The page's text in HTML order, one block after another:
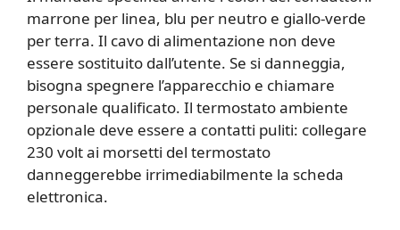
marrone per linea, blu per neutro e giallo-verde
per terra. Il cavo di alimentazione non deve
essere sostituito dall’utente. Se si danneggia,
bisogna spegnere l’apparecchio e chiamare
personale qualificato. Il termostato ambiente
opzionale deve essere a contatti puliti: collegare
230 volt ai morsetti del termostato
danneggerebbe irrimediabilmente la scheda
elettronica.